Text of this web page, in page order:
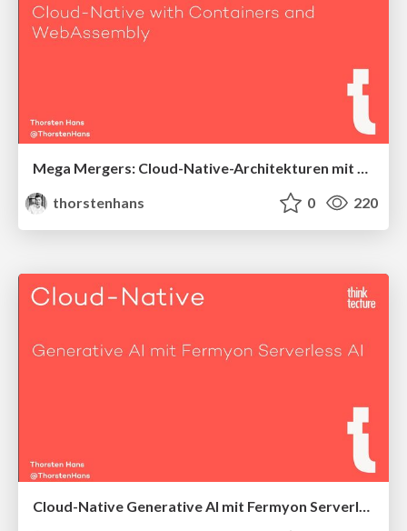
Mega Mergers: Cloud-Native-Architekturen mit Containern und WebAssembly
thorstenhans
0 220
Cloud-Native Generative AI mit Fermyon Serverless AI